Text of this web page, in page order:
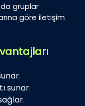
gruplar
göre iletişim
sunar.